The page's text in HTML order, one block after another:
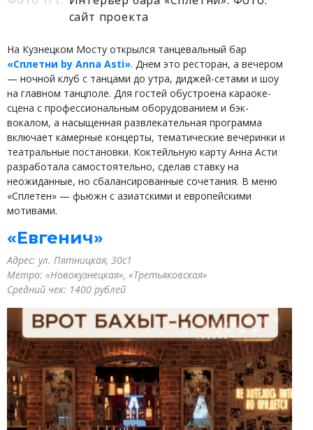
сайт проекта
На Кузнецком Мосту открылся танцевальный бар
«Сплетни by Anna Asti». Днем это ресторан, а вечером
— ночной клуб с танцами до утра, диджей-сетами и шоу
на главном танцполе. Для гостей обустроена караоке-
сцена с профессиональным оборудованием и бэк-
вокалом, а насыщенная развлекательная программа
включает камерные концерты, тематические вечеринки и
театральные постановки. Коктейльную карту Анна Асти
разработала самостоятельно, сделав ставку на
неожиданные, но сбалансированные сочетания. В меню
«Сплетен» — фьюжн с азиатскими и европейскими
мотивами.
«Евгенич»
Адрес: ул. Пятницкая, 30с1
Метро: «Новокузнецкая», «Третьяковская»
Средний чек: 1400 рублей